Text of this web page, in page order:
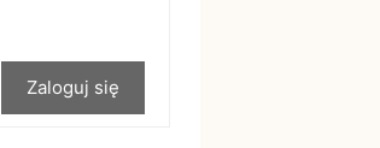
Zaloguj się